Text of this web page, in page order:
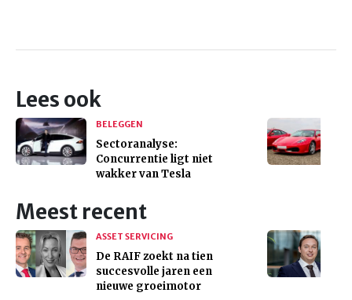
Lees ook
BELEGGEN
Sectoranalyse:
Concurrentie ligt niet
wakker van Tesla
Meest recent
ASSET SERVICING
De RAIF zoekt na tien
succesvolle jaren een
nieuwe groeimotor